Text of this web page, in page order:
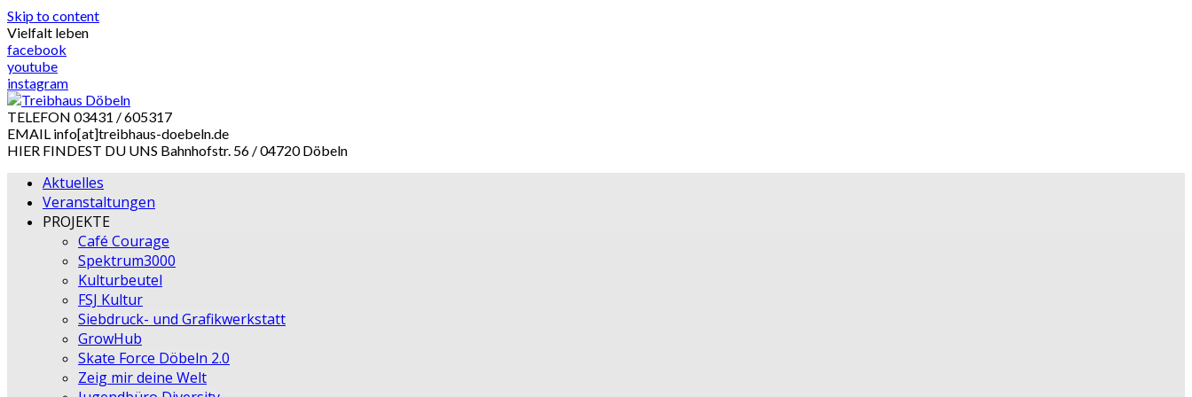
Skip to content
Vielfalt leben
facebook
youtube
instagram
TELEFON 03431 / 605317
EMAIL info[at]treibhaus-doebeln.de
HIER FINDEST DU UNS Bahnhofstr. 56 / 04720 Döbeln
Aktuelles
Veranstaltungen
PROJEKTE
Café Courage
Spektrum3000
Kulturbeutel
FSJ Kultur
Siebdruck- und Grafikwerkstatt
GrowHub
Skate Force Döbeln 2.0
Zeig mir deine Welt